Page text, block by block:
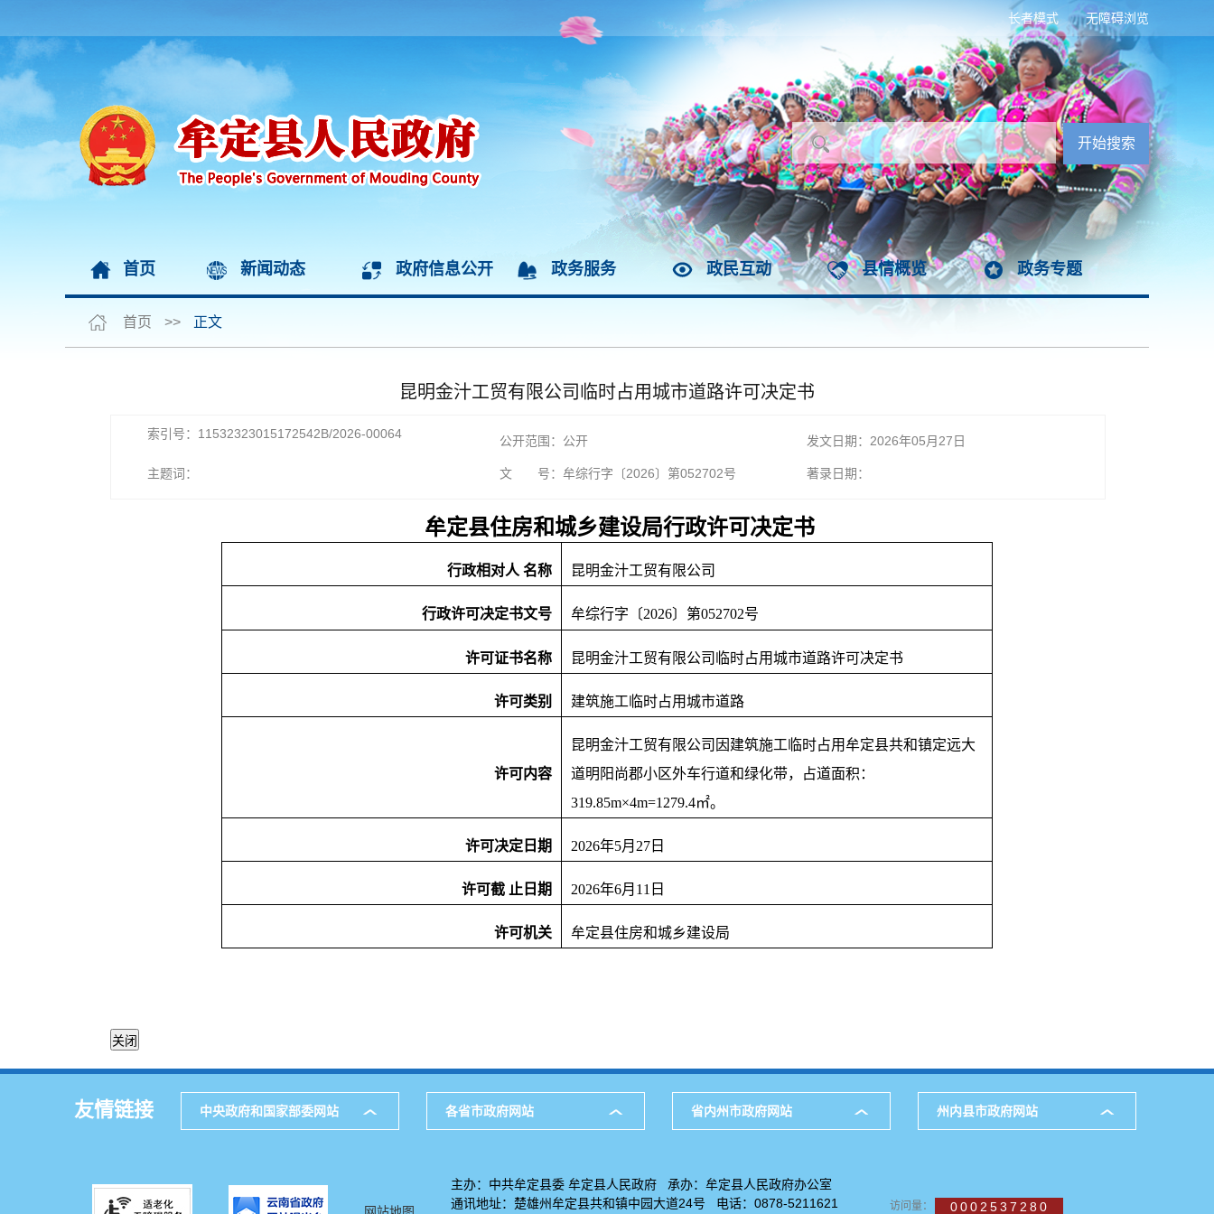
无障碍浏览
长者模式
首页 新闻动态 政府信息公开 政务服务 政民互动 县情概览 政务专题
首页 >> 正文
昆明金汁工贸有限公司临时占用城市道路许可决定书
索引号：11532323015172542B/2026-00064 公开范围：公开 发文日期：2026年05月27日
主题词： 文 号：牟综行字〔2026〕第052702号 著录日期：
牟定县住房和城乡建设局行政许可决定书
行政相对人 名称 昆明金汁工贸有限公司
行政许可决定书文号 牟综行字〔2026〕第052702号
许可证书名称 昆明金汁工贸有限公司临时占用城市道路许可决定书
许可类别 建筑施工临时占用城市道路
许可内容
昆明金汁工贸有限公司因建筑施工临时占用牟定县共和镇定远大
道明阳尚郡小区外车行道和绿化带，占道面积：
319.85m×4m=1279.4㎡。
许可决定日期 2026年5月27日
许可截 止日期 2026年6月11日
许可机关 牟定县住房和城乡建设局
友情链接 中央政府和国家部委网站 各省市政府网站 省内州市政府网站 州内县市政府网站
主办：中共牟定县委 牟定县人民政府 承办：牟定县人民政府办公室
通讯地址：楚雄州牟定县共和镇中园大道24号 电话：0878-5211621
访问量： 0002537280